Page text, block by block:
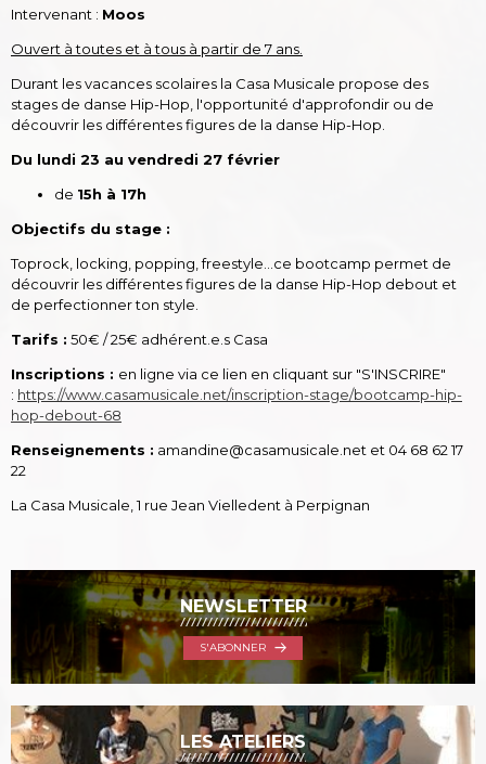
Intervenant : Moos
Ouvert à toutes et à tous à partir de 7 ans.
Durant les vacances scolaires la Casa Musicale propose des
stages de danse Hip-Hop, l'opportunité d'approfondir ou de
découvrir les différentes figures de la danse Hip-Hop.
Du lundi 23 au vendredi 27 février
de 15h à 17h
Objectifs du stage :
Toprock, locking, popping, freestyle...ce bootcamp permet de
découvrir les différentes figures de la danse Hip-Hop debout et
de perfectionner ton style.
Tarifs : 50€ / 25€ adhérent.e.s Casa
Inscriptions : en ligne via ce lien en cliquant sur "S'INSCRIRE"
: https://www.casamusicale.net/inscription-stage/bootcamp-hip-
hop-debout-68
Renseignements : amandine@casamusicale.net et 04 68 62 17
22
La Casa Musicale, 1 rue Jean Vielledent à Perpignan
NEWSLETTER
S'ABONNER
LES ATELIERS